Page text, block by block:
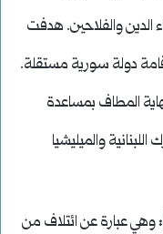
الدين والفلاحين. هدفت
دولة سورية مستقلة.
المطاف بمساعدة
والميليشيا
وهي عبارة عن ائتلاف من